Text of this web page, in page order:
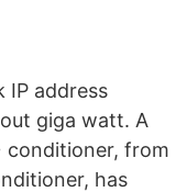
address
giga watt. A
conditioner, from
has